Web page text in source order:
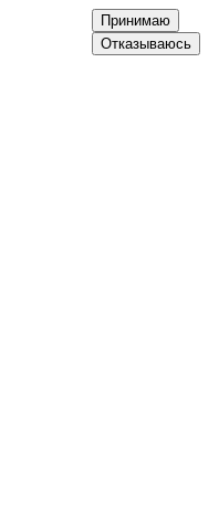
Принимаю
Отказываюсь